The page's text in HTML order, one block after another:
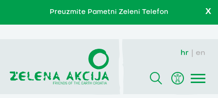
Preuzmite Pametni Zeleni Telefon X
hr en